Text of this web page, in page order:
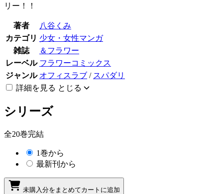
リー！！
著者
八谷くみ
カテゴリ 少女・女性マンガ
雑誌
＆フラワー
レーベル フラワーコミックス
ジャンル オフィスラブ / スパダリ
詳細を見る とじる
シリーズ
全20巻完結
1巻から
最新刊から
未購入分をまとめてカートに追加